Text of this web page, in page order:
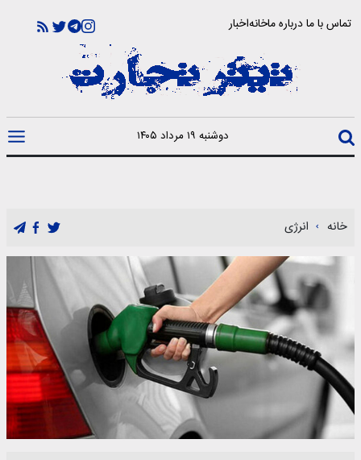
تماس با مادرباره ماخانهاخبار
دوشنبه ۱۹ مرداد ۱۴۰۵
خانه انرژی